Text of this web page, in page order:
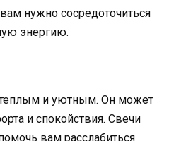
нужно сосредоточиться
энергию.
теплым и уютным. Он может
и спокойствия. Свечи
вам расслабиться